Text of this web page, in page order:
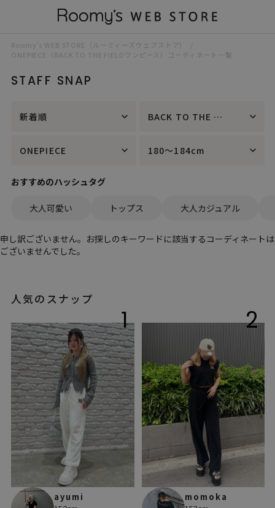
Roomy’s WEB STORE（ルーミィーズウェブストア）
ONEPIECE（BACK TO THE FIELDワンピース）コーディネート一覧
STAFF SNAP
新着順 BACK TO THE FIELD
ONEPIECE 180～184cm
おすすめのハッシュタグ
大人可愛い トップス 大人カジュアル
申し訳ございません。お探しのキーワードに該当するコーディネートは
ございませんでした。
人気のスナップ
1
ayumi
2
momoka